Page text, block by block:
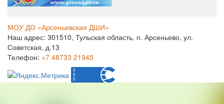
МОУ ДО «Арсеньевская ДШИ»
Наш адрес: 301510, Тульская область, п. Арсеньево, ул.
Советская, д.13
Телефон: +7 48733 21945